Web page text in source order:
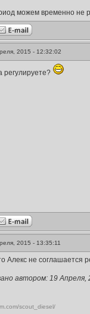
можем временно не
2015 - 12:32:02
регулируете?
2015 - 13:35:11
Алекс не соглашается
автором: 19 Апреля,
scout_diesel/